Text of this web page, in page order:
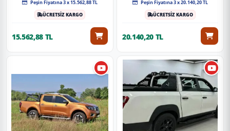
Peşin Fiyatına 3 x 15.562,88 TL
ÜCRETSİZ KARGO
15.562,88 TL
Peşin Fiyatına 3 x 20.140,20 TL
ÜCRETSİZ KARGO
20.140,20 TL